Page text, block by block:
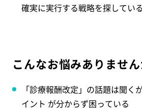
確実に実行する戦略を探してい
こんなお悩みありません
「診療報酬改定」の話題は聞く
イント が分からず困っている